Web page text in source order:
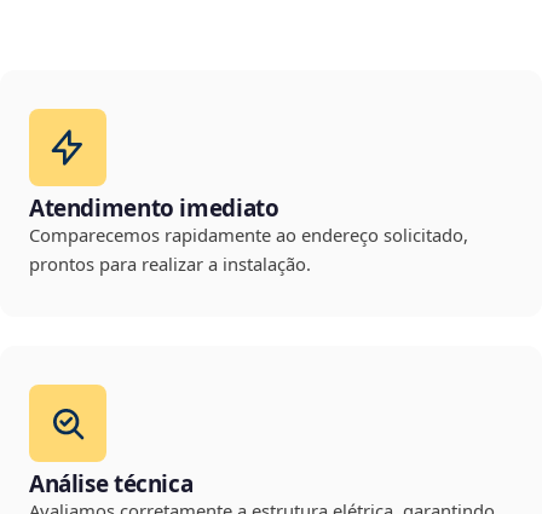
Atendimento imediato
Comparecemos rapidamente ao endereço solicitado,
prontos para realizar a instalação.
Análise técnica